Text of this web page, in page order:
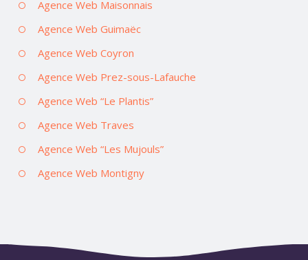
Agence Web Maisonnais
Agence Web Guimaëc
Agence Web Coyron
Agence Web Prez-sous-Lafauche
Agence Web “Le Plantis”
Agence Web Traves
Agence Web “Les Mujouls”
Agence Web Montigny